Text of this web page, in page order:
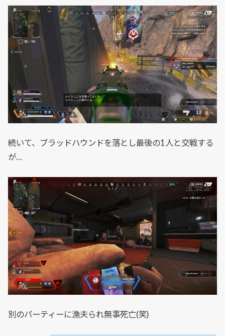
続いて、ブラッドハウンドを落とし最後の1人と交戦する
が…
別のパーティーに漁夫られ無事死亡(笑)